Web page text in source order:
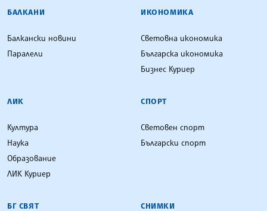
БАЛКАНИ
Балкански новини
Паралели
ИКОНОМИКА
Световна икономика
Българска икономика
Бизнес Куриер
ЛИК
Култура
Наука
Образование
ЛИК Куриер
СПОРТ
Световен спорт
Български спорт
БГ СВЯТ СНИМКИ